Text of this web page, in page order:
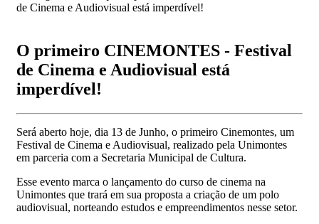
O primeiro CINEMONTES - Festival
de Cinema e Audiovisual está
imperdível!
Será aberto hoje, dia 13 de Junho, o primeiro Cinemontes, um
Festival de Cinema e Audiovisual, realizado pela Unimontes
em parceria com a Secretaria Municipal de Cultura.
Esse evento marca o lançamento do curso de cinema na
Unimontes que trará em sua proposta a criação de um polo
audiovisual, norteando estudos e empreendimentos nesse setor.